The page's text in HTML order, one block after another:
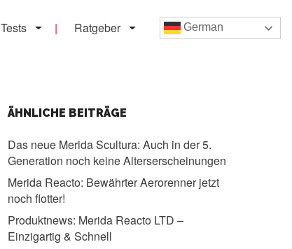
Tests Ratgeber German
ÄHNLICHE BEITRÄGE
Das neue Merida Scultura: Auch in der 5.
Generation noch keine Alterserscheinungen
Merida Reacto: Bewährter Aerorenner jetzt
noch flotter!
Produktnews: Merida Reacto LTD –
Einzigartig & Schnell